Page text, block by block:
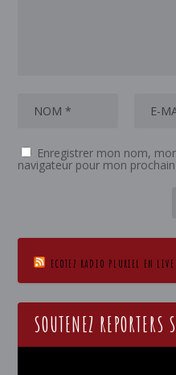
Enregistrer mon nom,
navigateur pour mon
ECOTEZ RADIO PLURIEL EN LIVE
SOUTENEZ REPORTERS